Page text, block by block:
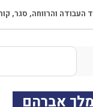
העבודה והרווחה, סגר,
אברהם